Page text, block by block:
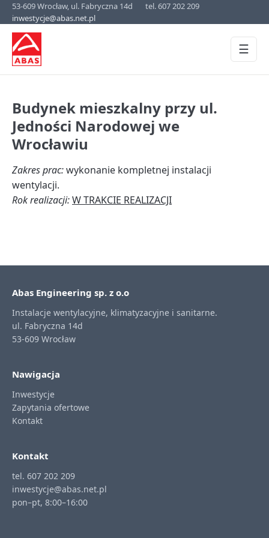
53-609 Wrocław, ul. Fabryczna 14d
tel. 607 202 209
inwestycje@abas.net.pl
☰
Budynek mieszkalny przy ul.
Jedności Narodowej we
Wrocławiu
Zakres prac:wykonanie kompletnej instalacji
wentylacji.
Rok realizacji:W TRAKCIE REALIZACJI
Abas Engineering sp. z o.o
Instalacje wentylacyjne, klimatyzacyjne i sanitarne.
ul. Fabryczna 14d
53-609 Wrocław
Nawigacja
Inwestycje
Zapytania ofertowe
Kontakt
Kontakt
tel. 607 202 209
inwestycje@abas.net.pl
pon–pt, 8:00–16:00